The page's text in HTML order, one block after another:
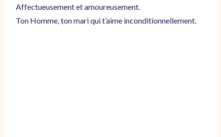
Affectueusement et amoureusement.
Ton Homme, ton mari qui t’aime inconditionnellement.